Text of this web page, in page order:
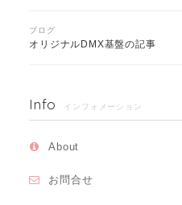
ブログ
オリジナルDMX基盤の記事
Info インフォメーション
About
お問合せ